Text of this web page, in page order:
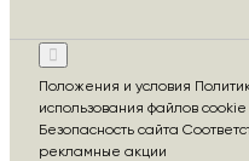
Положения и условия
использования файлов cookie
Безопасность сайта
рекламные акции